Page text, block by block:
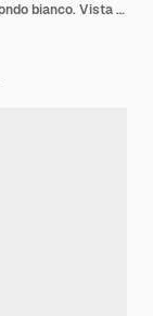
Insalata di lattuga fresca isolata su uno sfondo bianco. Vista dall'alto.